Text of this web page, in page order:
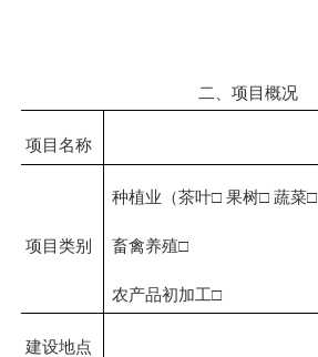
二、项目概况
项目名称
项目类别
种植业（茶叶□ 果树□ 蔬菜□
畜禽养殖□
农产品初加工□
建设地点